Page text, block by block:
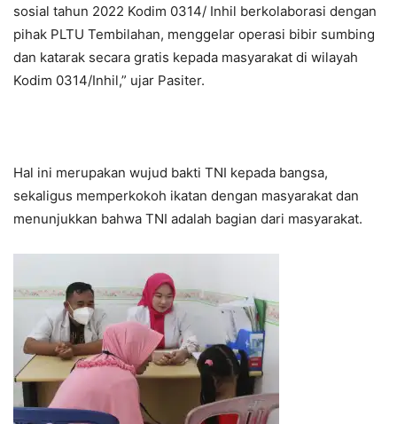
sosial tahun 2022 Kodim 0314/ Inhil berkolaborasi dengan
pihak PLTU Tembilahan, menggelar operasi bibir sumbing
dan katarak secara gratis kepada masyarakat di wilayah
Kodim 0314/Inhil,” ujar Pasiter.
Hal ini merupakan wujud bakti TNI kepada bangsa,
sekaligus memperkokoh ikatan dengan masyarakat dan
menunjukkan bahwa TNI adalah bagian dari masyarakat.